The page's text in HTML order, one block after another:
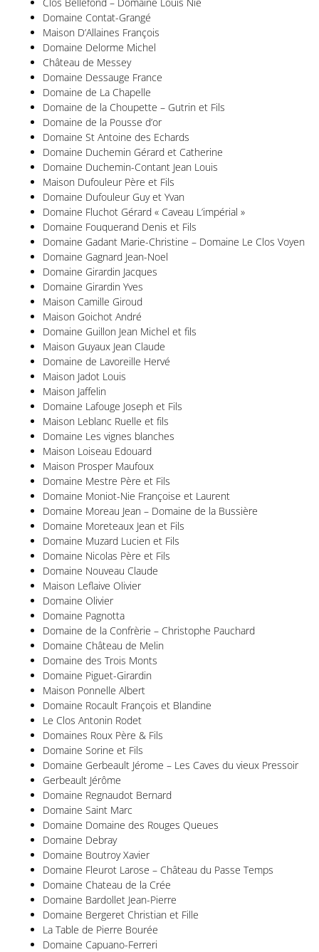
Domaine Contat-Grangé
Maison D’Allaines François
Domaine Delorme Michel
Château de Messey
Domaine Dessauge France
Domaine de La Chapelle
Domaine de la Choupette – Gutrin et Fils
Domaine de la Pousse d’or
Domaine St Antoine des Echards
Domaine Duchemin Gérard et Catherine
Domaine Duchemin-Contant Jean Louis
Maison Dufouleur Père et Fils
Domaine Dufouleur Guy et Yvan
Domaine Fluchot Gérard « Caveau L’impérial »
Domaine Fouquerand Denis et Fils
Domaine Gadant Marie-Christine – Domaine Le Clos Voyen
Domaine Gagnard Jean-Noel
Domaine Girardin Jacques
Domaine Girardin Yves
Maison Camille Giroud
Maison Goichot André
Domaine Guillon Jean Michel et fils
Maison Guyaux Jean Claude
Domaine de Lavoreille Hervé
Maison Jadot Louis
Maison Jaffelin
Domaine Lafouge Joseph et Fils
Maison Leblanc Ruelle et fils
Domaine Les vignes blanches
Maison Loiseau Edouard
Maison Prosper Maufoux
Domaine Mestre Père et Fils
Domaine Moniot-Nie Françoise et Laurent
Domaine Moreau Jean – Domaine de la Bussière
Domaine Moreteaux Jean et Fils
Domaine Muzard Lucien et Fils
Domaine Nicolas Père et Fils
Domaine Nouveau Claude
Maison Leflaive Olivier
Domaine Olivier
Domaine Pagnotta
Domaine de la Confrèrie – Christophe Pauchard
Domaine Château de Melin
Domaine des Trois Monts
Domaine Piguet-Girardin
Maison Ponnelle Albert
Domaine Rocault François et Blandine
Le Clos Antonin Rodet
Domaines Roux Père & Fils
Domaine Sorine et Fils
Domaine Gerbeault Jérome – Les Caves du vieux Pressoir
Gerbeault Jérôme
Domaine Regnaudot Bernard
Domaine Saint Marc
Domaine Domaine des Rouges Queues
Domaine Debray
Domaine Boutroy Xavier
Domaine Fleurot Larose – Château du Passe Temps
Domaine Chateau de la Crée
Domaine Bardollet Jean-Pierre
Domaine Bergeret Christian et Fille
La Table de Pierre Bourée
Domaine Capuano-Ferreri